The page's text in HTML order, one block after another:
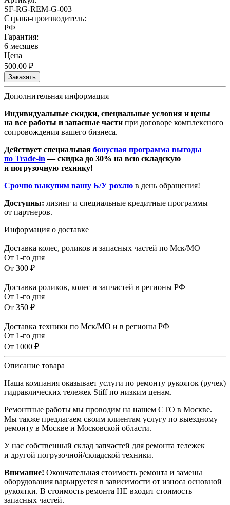
SF-RG-REM-G-003
Страна-производитель:
РФ
Гарантия:
6 месяцев
Цена
500.00 ₽
Заказать
Дополнительная информация
Индивидуальные скидки, специальные условия и цены
на все работы и запасные части при договоре комплексного
сопровождения вашего бизнеса.
Действует специальная бонусная программа выгоды
по Trade-in — скидка до 30% на всю складскую
и погрузочную технику!
Срочно выкупим вашу Б/У рохлю в день обращения!
Доступны: лизинг и специальные кредитные программы
от партнеров.
Информация о доставке
Доставка колес, роликов и запасных частей по Мск/МО
От 1-го дня
От 300 ₽
Доставка роликов, колес и запчастей в регионы РФ
От 1-го дня
От 350 ₽
Доставка техники по Мск/МО и в регионы РФ
От 1-го дня
От 1000 ₽
Описание товара
Наша компания оказывает услуги по ремонту рукояток (ручек)
гидравлических тележек Stiff по низким ценам.
Ремонтные работы мы проводим на нашем СТО в Москве.
Мы также предлагаем своим клиентам услугу по выездному
ремонту в Москве и Московской области.
У нас собственный склад запчастей для ремонта тележек
и другой погрузочной/складской техники.
Внимание! Окончательная стоимость ремонта и замены
оборудования варьируется в зависимости от износа основной
рукоятки. В стоимость ремонта НЕ входит стоимость
запасных частей.